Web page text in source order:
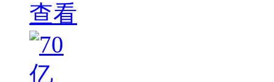
查看